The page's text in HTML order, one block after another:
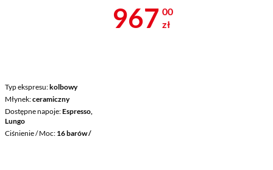
Typ ekspresu kolbowy
Młynek ceramiczny
Dostępne napoje Espresso,
Lungo
Ciśnienie / Moc 16 barów /
Cena 967 zł
967 00
zł